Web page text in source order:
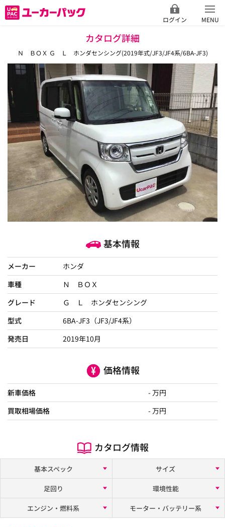
ログイン MENU
カタログ詳細
Ｎ ＢＯＸ Ｇ Ｌ ホンダセンシング(2019年式/JF3/JF4系/6BA-JF3)
基本情報
メーカー
ホンダ
車種
Ｎ ＢＯＸ
グレード
Ｇ Ｌ ホンダセンシング
型式
6BA-JF3（JF3/JF4系）
発売日
2019年10月
価格情報
新車価格
- 万円
買取相場価格
- 万円
カタログ情報
基本スペック
サイズ
足回り
環境性能
エンジン・燃料系
モーター・バッテリー系